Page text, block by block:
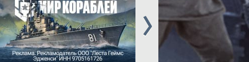
Next